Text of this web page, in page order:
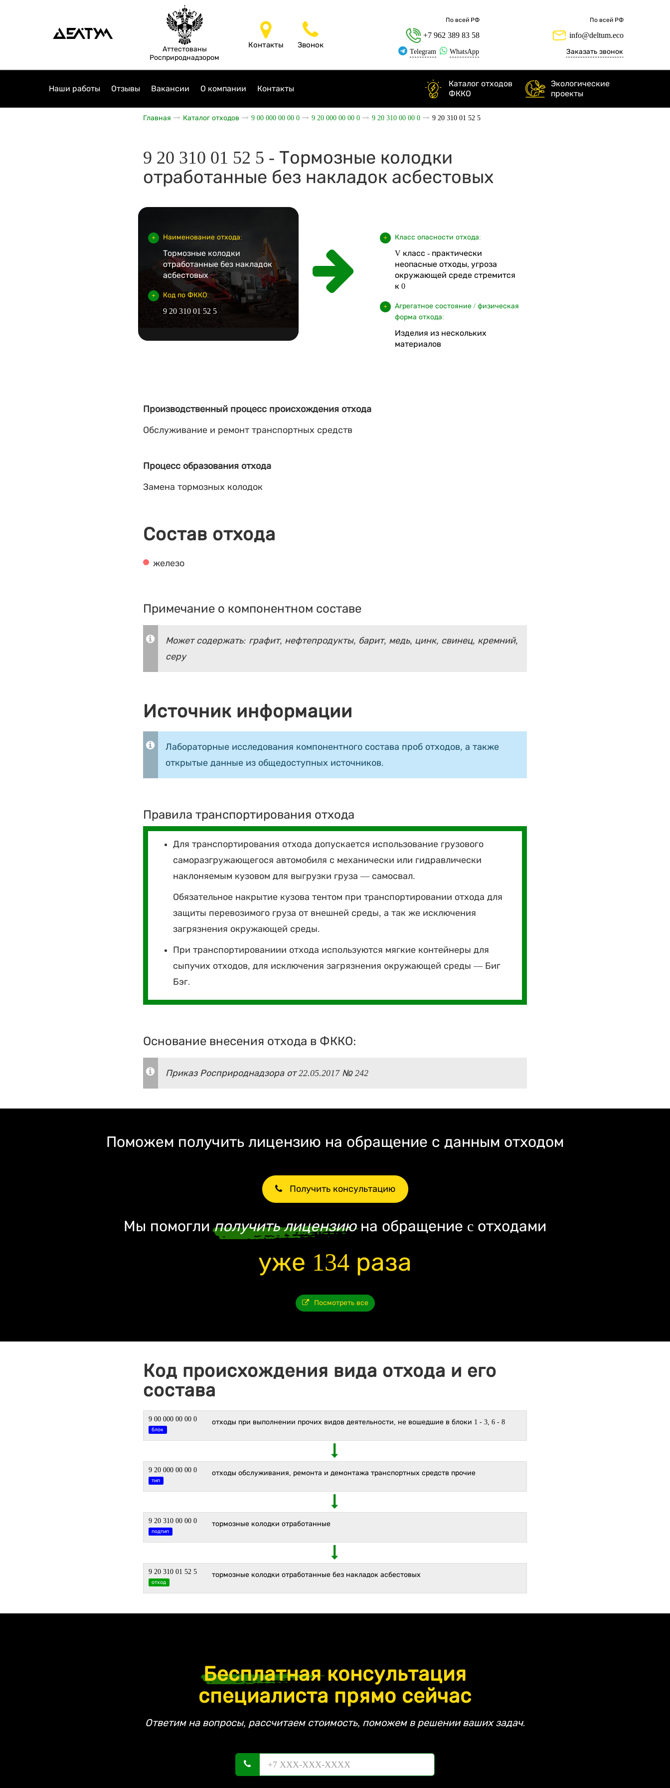
Аттестованы
Росприроднадзором
Контакты Звонок
По всей РФ
+7 962 389 83 58
Telegram WhatsApp
По всей РФ
info@deltum.eco
Заказать звонок
Наши работы Отзывы Вакансии О компании Контакты
Каталог отходов
ФККО
Экологические
проекты
Главная Каталог отходов 9 00 000 00 00 0 9 20 000 00 00 0 9 20 310 00 00 0 9 20 310 01 52 5
9 20 310 01 52 5 - Тормозные колодки
отработанные без накладок асбестовых
Наименование отхода:
Тормозные колодки
отработанные без накладок
асбестовых
Код по ФККО:
9 20 310 01 52 5
Класс опасности отхода:
V класс - практически
неопасные отходы, угроза
окружающей среде стремится
к 0
Агрегатное состояние / физическая
форма отхода:
Изделия из нескольких
материалов
Производственный процесс происхождения отхода
Обслуживание и ремонт транспортных средств
Процесс образования отхода
Замена тормозных колодок
Состав отхода
железо
Примечание о компонентном составе
Может содержать: графит, нефтепродукты, барит, медь, цинк, свинец, кремний,
серу
Источник информации
Лабораторные исследования компонентного состава проб отходов, а также
открытые данные из общедоступных источников.
Правила транспортирования отхода
Для транспортирования отхода допускается использование грузового
саморазгружающегося автомобиля с механически или гидравлически
наклоняемым кузовом для выгрузки груза — самосвал.
Обязательное накрытие кузова тентом при транспортировании отхода для
защиты перевозимого груза от внешней среды, а так же исключения
загрязнения окружающей среды.
При транспортированиии отхода используются мягкие контейнеры для
сыпучих отходов, для исключения загрязнения окружающей среды — Биг
Бэг.
Основание внесения отхода в ФККО:
Приказ Росприроднадзора от 22.05.2017 № 242
Поможем получить лицензию на обращение с данным отходом
Получить консультацию
Мы помоглиполучить лицензиюна обращение c отходами
уже 134 раза
Посмотреть все
Код происхождения вида отхода и его
состава
9 00 000 00 00 0
блок
отходы при выполнении прочих видов деятельности, не вошедшие в блоки 1 - 3, 6 - 8
9 20 000 00 00 0
тип
отходы обслуживания, ремонта и демонтажа транспортных средств прочие
9 20 310 00 00 0
подтип
тормозные колодки отработанные
9 20 310 01 52 5
отход
тормозные колодки отработанные без накладок асбестовых
Бесплатнаяконсультация
специалиста прямо сейчас
Ответим на вопросы, рассчитаем стоимость, поможем в решении ваших задач.